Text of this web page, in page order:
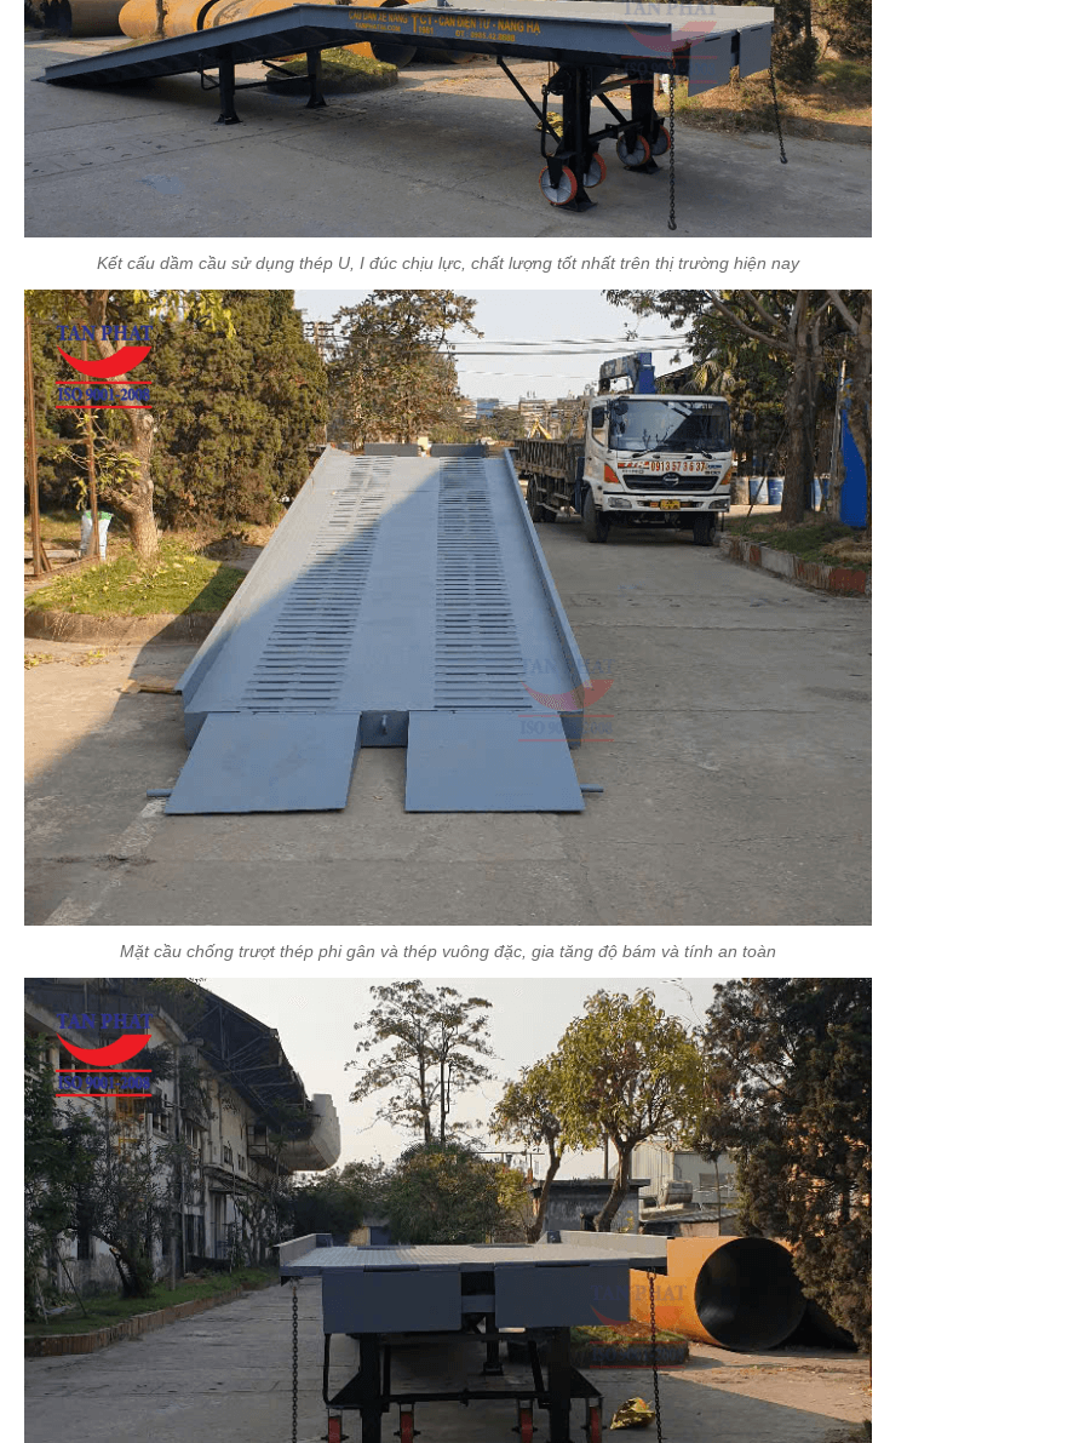
Kết cấu dầm cầu sử dụng thép U, I đúc chịu lực, chất lượng tốt nhất trên thị trường hiện nay
Mặt cầu chống trượt thép phi gân và thép vuông đặc, gia tăng độ bám và tính an toàn